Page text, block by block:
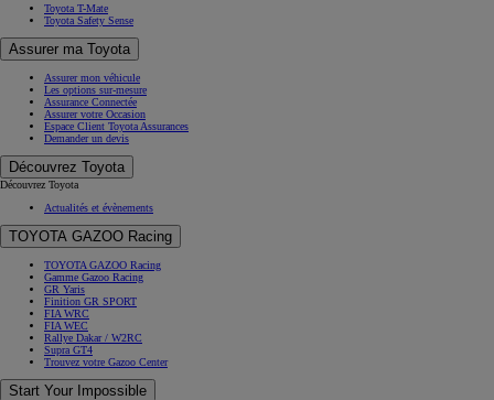
Toyota T-Mate
Toyota Safety Sense
Assurer ma Toyota
Assurer mon véhicule
Les options sur-mesure
Assurance Connectée
Assurer votre Occasion
Espace Client Toyota Assurances
Demander un devis
Découvrez Toyota
Découvrez Toyota
Actualités et évènements
TOYOTA GAZOO Racing
TOYOTA GAZOO Racing
Gamme Gazoo Racing
GR Yaris
Finition GR SPORT
FIA WRC
FIA WEC
Rallye Dakar / W2RC
Supra GT4
Trouvez votre Gazoo Center
Start Your Impossible